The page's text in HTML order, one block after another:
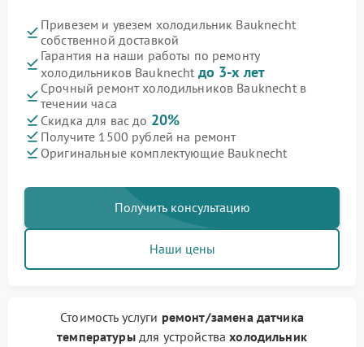
Привезем и увезем холодильник Bauknecht
собственной доставкой
Гарантия на наши работы по ремонту
холодильников Bauknecht до 3-х лет
Срочный ремонт холодильников Bauknecht в
течении часа
Скидка для вас до 20%
Получите 1500 рублей на ремонт
Оригинальные комплектующие Bauknecht
Получить консультацию
Наши цены
Стоимость услуги ремонт/замена датчика
температурыдля устройствахолодильник